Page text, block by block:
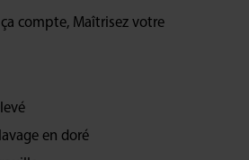
compte, Maîtrisez votre
en doré